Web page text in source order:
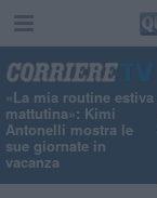
«La mia routine estiva
mattutina»: Kimi
Antonelli mostra le
sue giornate in
vacanza